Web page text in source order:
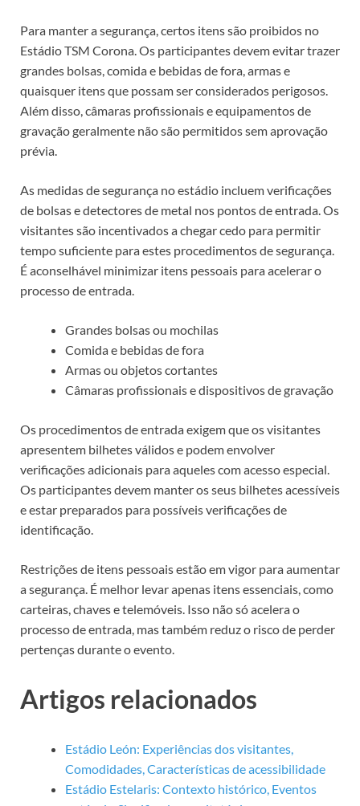
Para manter a segurança, certos itens são proibidos no
Estádio TSM Corona. Os participantes devem evitar trazer
grandes bolsas, comida e bebidas de fora, armas e
quaisquer itens que possam ser considerados perigosos.
Além disso, câmaras profissionais e equipamentos de
gravação geralmente não são permitidos sem aprovação
prévia.
As medidas de segurança no estádio incluem verificações
de bolsas e detectores de metal nos pontos de entrada. Os
visitantes são incentivados a chegar cedo para permitir
tempo suficiente para estes procedimentos de segurança.
É aconselhável minimizar itens pessoais para acelerar o
processo de entrada.
Grandes bolsas ou mochilas
Comida e bebidas de fora
Armas ou objetos cortantes
Câmaras profissionais e dispositivos de gravação
Os procedimentos de entrada exigem que os visitantes
apresentem bilhetes válidos e podem envolver
verificações adicionais para aqueles com acesso especial.
Os participantes devem manter os seus bilhetes acessíveis
e estar preparados para possíveis verificações de
identificação.
Restrições de itens pessoais estão em vigor para aumentar
a segurança. É melhor levar apenas itens essenciais, como
carteiras, chaves e telemóveis. Isso não só acelera o
processo de entrada, mas também reduz o risco de perder
pertenças durante o evento.
Artigos relacionados
Estádio León: Experiências dos visitantes,
Comodidades, Características de acessibilidade
Estádio Estelaris: Contexto histórico, Eventos